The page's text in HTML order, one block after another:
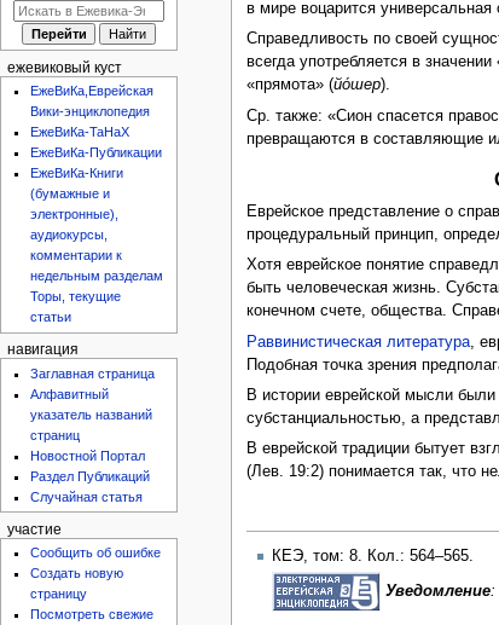
в мире воцарится
Справедливость по своей
всегда употребляется в
«прямота» (йо́шер).
Ср. также: «Сион спасется
превращаются в составляющие
Еврейское представление о
процедуральный принцип,
Хотя еврейское понятие
быть человеческая жизнь.
конечном счете, общества.
Раввинистическая литература ,
Подобная точка зрения
В истории еврейской мысли
субстанциальностью, а
В еврейской традиции бытует
(Лев. 19:2) понимается так, что
КЕЭ, том: 8. Кол.: 564–565.
Уведомление:
ежевиковый куст
ЕжеВиКа,Еврейская
Вики-энциклопедия
ЕжеВиКа-ТаНаХ
ЕжеВиКа-Публикации
ЕжеВиКа-Книги
(бумажные и
электронные),
аудиокурсы,
комментарии к
недельным разделам
Торы, текущие
статьи
навигация
Заглавная страница
Алфавитный
указатель названий
страниц
Новостной Портал
Раздел Публикаций
Случайная статья
участие
Сообщить об ошибке
Создать новую
страницу
Посмотреть свежие